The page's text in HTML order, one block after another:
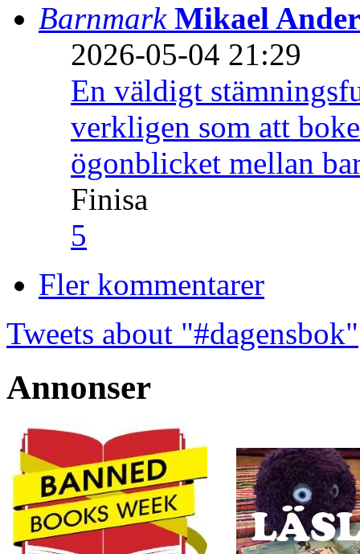
Barnmark Mikael
2026-05-04 21:29
En väldigt
verkligen som att
ögonblicket mellan
Finisa
5
Fler kommentarer
Tweets about "#dagensbok"
Annonser